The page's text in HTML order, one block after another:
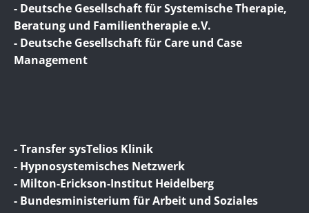
- Deutsche Gesellschaft für Systemische Therapie,
Beratung und Familientherapie e.V.
- Deutsche Gesellschaft für Care und Case
Management
- Transfer sysTelios Klinik
- Hypnosystemisches Netzwerk
- Milton-Erickson-Institut Heidelberg
- Bundesministerium für Arbeit und Soziales